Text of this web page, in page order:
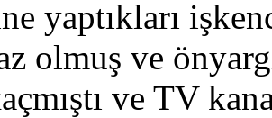
yaptıkları
olmuş ve
ve TV